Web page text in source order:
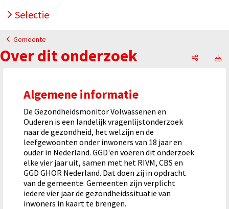
Selectie
Gemeente
Over dit onderzoek Over
Algemene informatie
De Gezondheidsmonitor Volwassenen en
Ouderen is een landelijk vragenlijstonderzoek
naar de gezondheid, het welzijn en de
leefgewoonten onder inwoners van 18 jaar en
ouder in Nederland. GGD'en voeren dit onderzoek
elke vier jaar uit, samen met het RIVM, CBS en
GGD GHOR Nederland. Dat doen zij in opdracht
van de gemeente. Gemeenten zijn verplicht
iedere vier jaar de gezondheidssituatie van
inwoners in kaart te brengen.